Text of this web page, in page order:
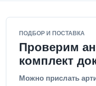
ПОДБОР И ПОСТАВКА
Проверим
комплект
Можно прислать